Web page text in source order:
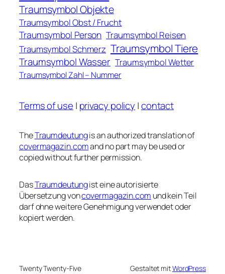
Traumsymbol Objekte
Traumsymbol Obst / Frucht
Traumsymbol Person Traumsymbol Reisen
Traumsymbol Schmerz Traumsymbol Tiere
Traumsymbol Wasser Traumsymbol Wetter
Traumsymbol Zahl – Nummer
Terms of use | privacy policy |contact
TheTraumdeutungis an authorized translation of
covermagazin.comand no part may be used or
copied without further permission.
DasTraumdeutungist eine autorisierte
Übersetzung voncovermagazin.com und kein Teil
darf ohne weitere Genehmigung verwendet oder
kopiert werden.
Twenty Twenty-Five Gestaltet mitWordPress